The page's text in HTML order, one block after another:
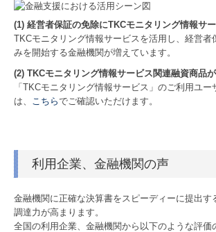
(1) 経営者保証の免除にTKCモニタリング情報サ
TKCモニタリング情報サービスを活用し、経営者
みを開始する金融機関が増えています。
(2) TKCモニタリング情報サービス関連融資商品
「TKCモニタリング情報サービス」のご利用ユ
は、
こちらでご確認いただけます。
利用企業、金融機関の声
金融機関に正確な決算書をスピーディーに提出す
調達力が高まります。
全国の利用企業、金融機関から以下のような評価